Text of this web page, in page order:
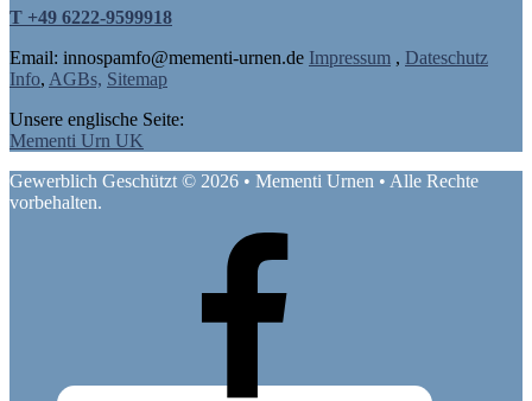
T +49 6222-9599918
Email: innospamfo@mementi-urnen.de Impressum , Dateschutz
Info, AGBs, Sitemap
Unsere englische Seite:
Mementi Urn UK
Gewerblich Geschützt © 2026 • Mementi Urnen • Alle Rechte
vorbehalten.